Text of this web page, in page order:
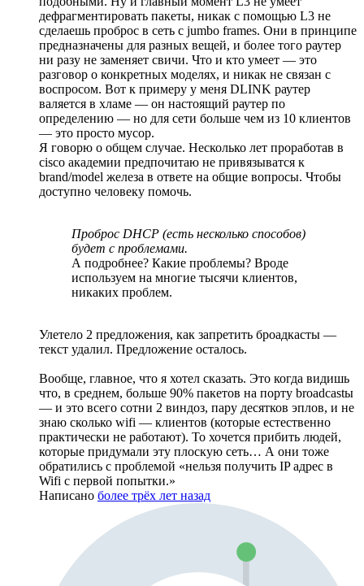
дефрагментировать пакеты, никак с помощью L3 не
сделаешь проброс в сеть с jumbo frames. Они в принципе
предназначены для разных вещей, и более того раутер
ни разу не заменяет свичи. Что и кто умеет — это
разговор о конкретных моделях, и никак не связан с
воспросом. Вот к примеру у меня DLINK раутер
валяется в хламе — он настоящий раутер по
определению — но для сети больше чем из 10 клиентов
— это просто мусор.
Я говорю о общем случае. Несколько лет проработав в
cisco академии предпочитаю не привязыватся к
brand/model железа в ответе на общие вопросы. Чтобы
доступно человеку помочь.
Проброс DHCP (есть несколько способов)
будет с проблемами.
А подробнее? Какие проблемы? Вроде
используем на многие тысячи клиентов,
никаких проблем.
Улетело 2 предложения, как запретить броадкасты —
текст удалил. Предложение осталось.
Вообще, главное, что я хотел сказать. Это когда видишь
что, в среднем, больше 90% пакетов на порту broadcastы
— и это всего сотни 2 виндоз, пару десятков эплов, и не
знаю сколько wifi — клиентов (которые естественно
практически не работают). То хочется прибить людей,
которые придумали эту плоскую сеть… А они тоже
обратились с проблемой «нельзя получить IP адрес в
Wifi с первой попытки.»
Написано более трёх лет назад